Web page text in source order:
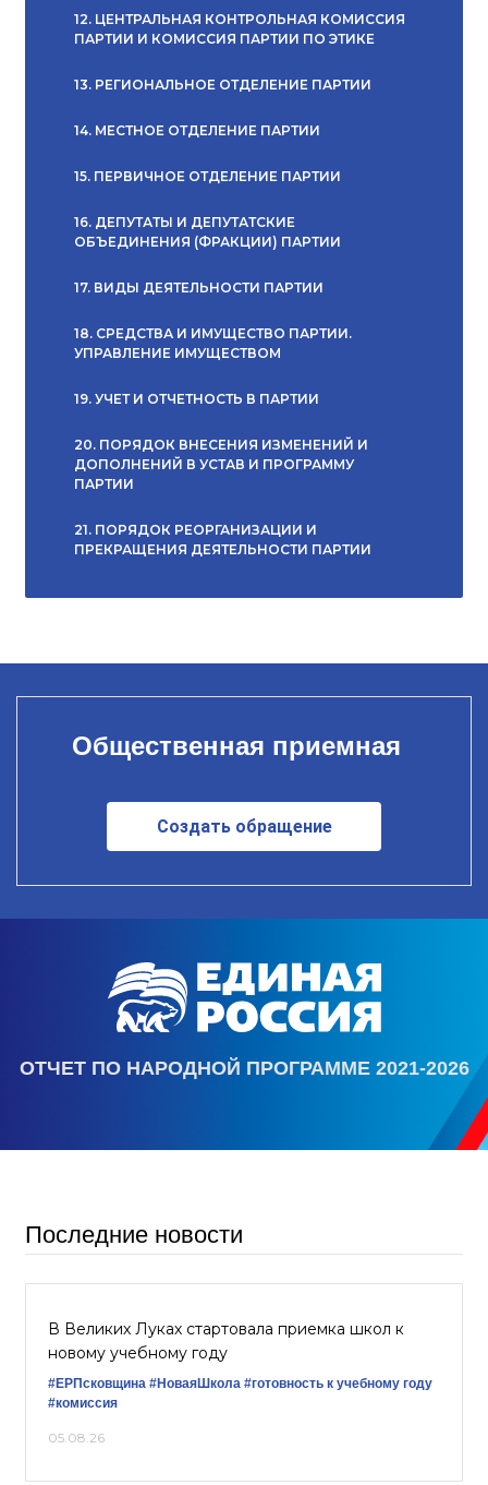
12. ЦЕНТРАЛЬНАЯ КОНТРОЛЬНАЯ КОМИССИЯ
ПАРТИИ И КОМИССИЯ ПАРТИИ ПО ЭТИКЕ
13. РЕГИОНАЛЬНОЕ ОТДЕЛЕНИЕ ПАРТИИ
14. МЕСТНОЕ ОТДЕЛЕНИЕ ПАРТИИ
15. ПЕРВИЧНОЕ ОТДЕЛЕНИЕ ПАРТИИ
16. ДЕПУТАТЫ И ДЕПУТАТСКИЕ
ОБЪЕДИНЕНИЯ (ФРАКЦИИ) ПАРТИИ
17. ВИДЫ ДЕЯТЕЛЬНОСТИ ПАРТИИ
18. СРЕДСТВА И ИМУЩЕСТВО ПАРТИИ.
УПРАВЛЕНИЕ ИМУЩЕСТВОМ
19. УЧЕТ И ОТЧЕТНОСТЬ В ПАРТИИ
20. ПОРЯДОК ВНЕСЕНИЯ ИЗМЕНЕНИЙ И
ДОПОЛНЕНИЙ В УСТАВ И ПРОГРАММУ
ПАРТИИ
21. ПОРЯДОК РЕОРГАНИЗАЦИИ И
ПРЕКРАЩЕНИЯ ДЕЯТЕЛЬНОСТИ ПАРТИИ
Общественная приемная
Создать обращение
ОТЧЕТ ПО НАРОДНОЙ ПРОГРАММЕ 2021-2026
Последние новости
В Великих Луках стартовала приемка школ к
новому учебному году
#ЕРПсковщина #НоваяШкола #готовность к учебному году
#комиссия
05.08.26